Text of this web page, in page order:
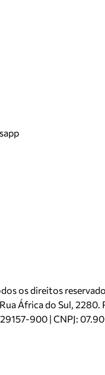
os direitos
África do Sul, 2280.
29157-900 | CNPJ: